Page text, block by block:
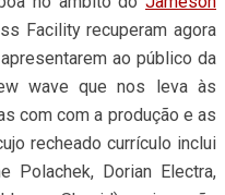
Facility recuperam agora
ao público da
wave que nos leva às
com com a produção e as
recheado currículo inclui
Polachek, Dorian Electra,